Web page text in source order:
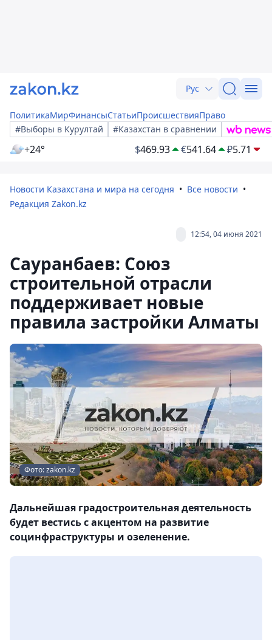
Рус
ПолитикаМирФинансыСтатьиПроисшествияПраво
#Выборы в Курултай
#Казахстан в сравнении
+24° $469.93 €541.64 ₽5.71
Новости Казахстана и мира на сегодня
Все новости
Редакция Zakon.kz
12:54, 04 июня 2021
Сауранбаев: Союз
строительной отрасли
поддерживает новые
правила застройки Алматы
Фото: zakon.kz
Дальнейшая градостроительная деятельность
будет вестись с акцентом на развитие
социнфраструктуры и озеленение.